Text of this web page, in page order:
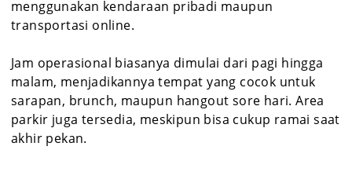
menggunakan kendaraan pribadi maupun
transportasi online.
Jam operasional biasanya dimulai dari pagi hingga
malam, menjadikannya tempat yang cocok untuk
sarapan, brunch, maupun hangout sore hari. Area
parkir juga tersedia, meskipun bisa cukup ramai saat
akhir pekan.